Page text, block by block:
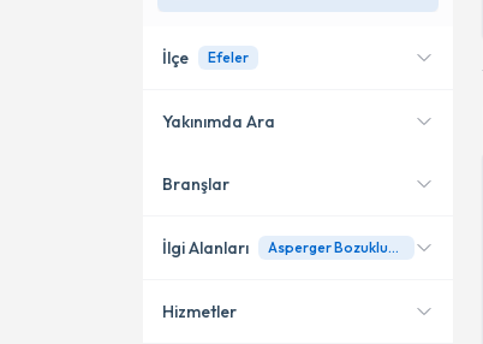
İlçe Efeler
Efeler
Yakınımda Ara
Konumuma yakın uzmanları
Branşlar
Psikoloji
İlgi Alanları Asperger Bozukluğu - otizm
Hizmetler